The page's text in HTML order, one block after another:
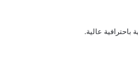
عالية.